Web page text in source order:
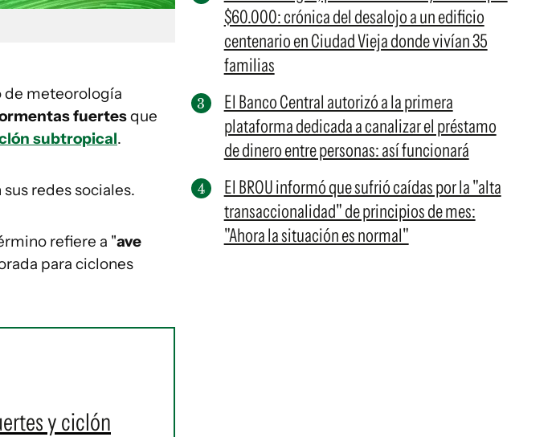
de meteorología
fuertesque
subtropical.
redes sociales.
refiere a "ave
para ciclones
y ciclón
$60.000: crónica del desalojo a un edificio
centenario en Ciudad Vieja donde vivían 35
familias
El Banco Central autorizó a la primera
plataforma dedicada a canalizar el préstamo
de dinero entre personas: así funcionará
El BROU informó que sufrió caídas por la "alta
transaccionalidad" de principios de mes:
"Ahora la situación es normal"